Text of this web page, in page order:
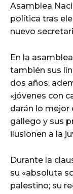
Asamblea
política tras
nuevo
En la
también sus
dos años,
«jóvenes con
darán lo mejor
gallego y sus
ilusionen a la
Durante la
su «absoluta
palestino; su